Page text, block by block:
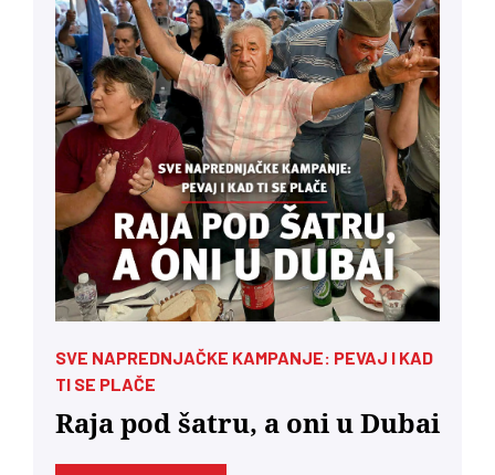
SVE NAPREDNJAČKE KAMPANJE: PEVAJ I KAD
TI SE PLAČE
Raja pod šatru, a oni u Dubai